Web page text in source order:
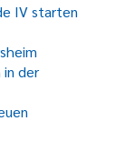
IV starten
in der